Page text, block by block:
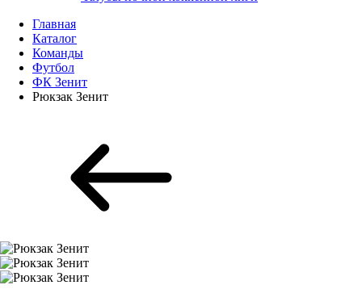
Главная
Каталог
Команды
Футбол
ФК Зенит
Рюкзак Зенит